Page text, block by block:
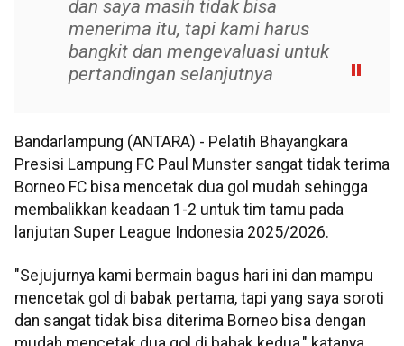
dan saya masih tidak bisa
menerima itu, tapi kami harus
bangkit dan mengevaluasi untuk
pertandingan selanjutnya
Bandarlampung (ANTARA) - Pelatih Bhayangkara
Presisi Lampung FC Paul Munster sangat tidak terima
Borneo FC bisa mencetak dua gol mudah sehingga
membalikkan keadaan 1-2 untuk tim tamu pada
lanjutan Super League Indonesia 2025/2026.
"Sejujurnya kami bermain bagus hari ini dan mampu
mencetak gol di babak pertama, tapi yang saya soroti
dan sangat tidak bisa diterima Borneo bisa dengan